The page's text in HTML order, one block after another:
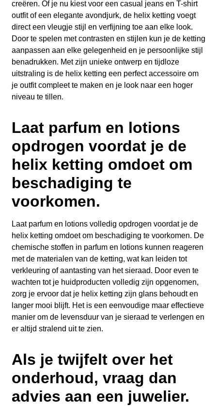
creëren. Of je nu kiest voor een casual jeans en T-shirt
outfit of een elegante avondjurk, de helix ketting voegt
direct een vleugje stijl en verfijning toe aan elke look.
Door te spelen met contrasten en stijlen kun je de ketting
aanpassen aan elke gelegenheid en je persoonlijke stijl
benadrukken. Met zijn unieke ontwerp en tijdloze
uitstraling is de helix ketting een perfect accessoire om
je outfit compleet te maken en je look naar een hoger
niveau te tillen.
Laat parfum en lotions
opdrogen voordat je de
helix ketting omdoet om
beschadiging te
voorkomen.
Laat parfum en lotions volledig opdrogen voordat je de
helix ketting omdoet om beschadiging te voorkomen. De
chemische stoffen in parfum en lotions kunnen reageren
met de materialen van de ketting, wat kan leiden tot
verkleuring of aantasting van het sieraad. Door even te
wachten tot je huidproducten volledig zijn opgenomen,
zorg je ervoor dat je helix ketting zijn glans behoudt en
langer mooi blijft. Het is een eenvoudige maar effectieve
manier om de levensduur van je sieraad te verlengen en
er altijd stralend uit te zien.
Als je twijfelt over het
onderhoud, vraag dan
advies aan een juwelier.